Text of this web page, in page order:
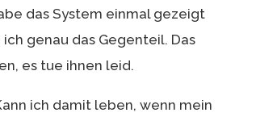
das System einmal gezeigt
genau das Gegenteil. Das
es tue ihnen leid.
ich damit leben, wenn mein